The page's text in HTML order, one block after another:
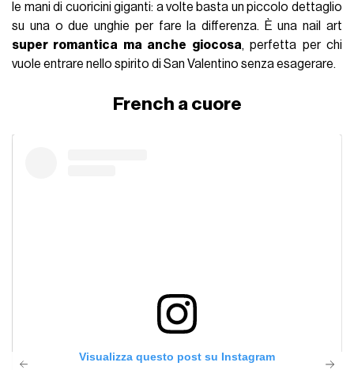
le mani di cuoricini giganti: a volte basta un piccolo dettaglio
su una o due unghie per fare la differenza. È una nail art
super romantica ma anche giocosa, perfetta per chi
vuole entrare nello spirito di San Valentino senza esagerare.
French a cuore
Visualizza questo post su Instagram